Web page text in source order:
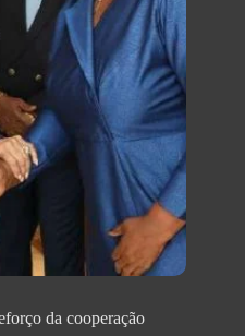
da cooperação